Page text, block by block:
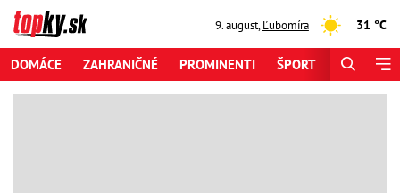
9. august,Ľubomíra 31 °C
DOMÁCE ZAHRANIČNÉ PROMINENTI ŠPORT